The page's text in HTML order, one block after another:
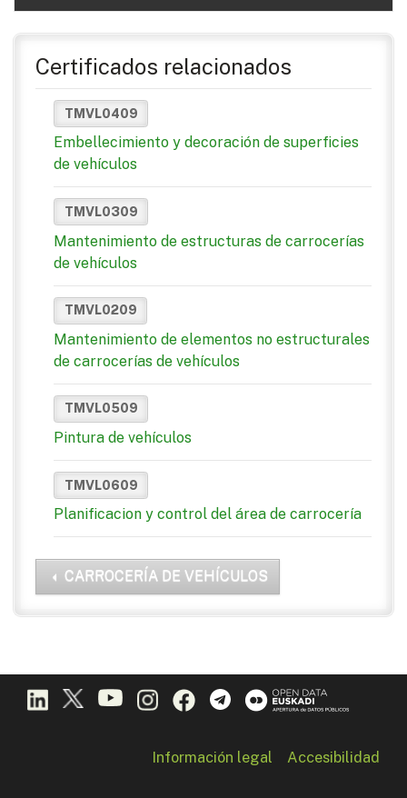
Certificados relacionados
TMVL0409
Embellecimiento y decoración de superficies
de vehículos
TMVL0309
Mantenimiento de estructuras de carrocerías
de vehículos
TMVL0209
Mantenimiento de elementos no estructurales
de carrocerías de vehículos
TMVL0509
Pintura de vehículos
TMVL0609
Planificacion y control del área de carrocería
CARROCERÍA DE VEHÍCULOS
Información legal Accesibilidad